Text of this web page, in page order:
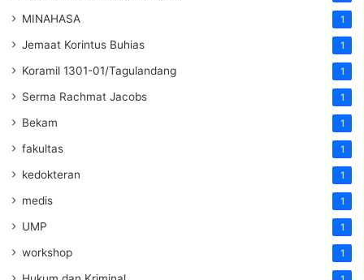
MINAHASA 1
Jemaat Korintus Buhias 1
Koramil 1301-01/Tagulandang 1
Serma Rachmat Jacobs 1
Bekam 1
fakultas 1
kedokteran 1
medis 1
UMP 1
workshop 1